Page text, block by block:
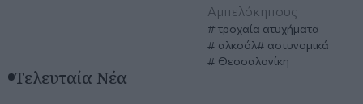
Αμπελόκηπους
τροχαία ατυχήματα
αλκοόλ
αστυνομικά
Θεσσαλονίκη
Τελευταία Νέα